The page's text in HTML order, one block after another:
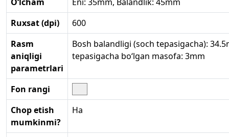
Ruxsat (dpi)
600
Rasm
aniqligi
parametrlari
Bosh balandligi (soch tepasigacha):
tepasigacha bo‘lgan masofa: 3mm
Fon rangi
Chop etish
mumkinmi?
Ha